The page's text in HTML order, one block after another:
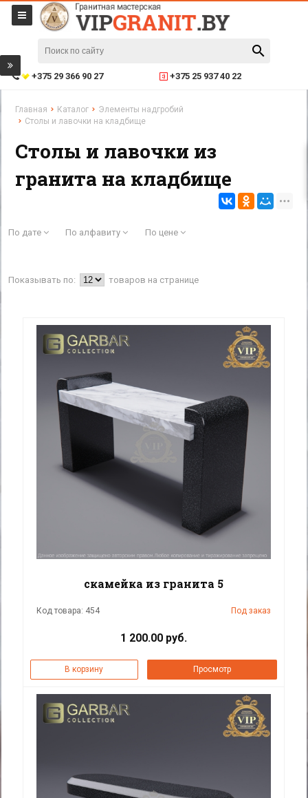
+375 29 366 90 27 +375 25 937 40 22
Главная Каталог
Элементы надгробий
Столы и лавочки на кладбище
Столы и лавочки из
гранита на кладбище
По дате По алфавиту По цене
Показывать по: товаров на странице
скамейка из гранита 5
Код товара: 454 Под заказ
1 200.00 руб.
В корзину Просмотр